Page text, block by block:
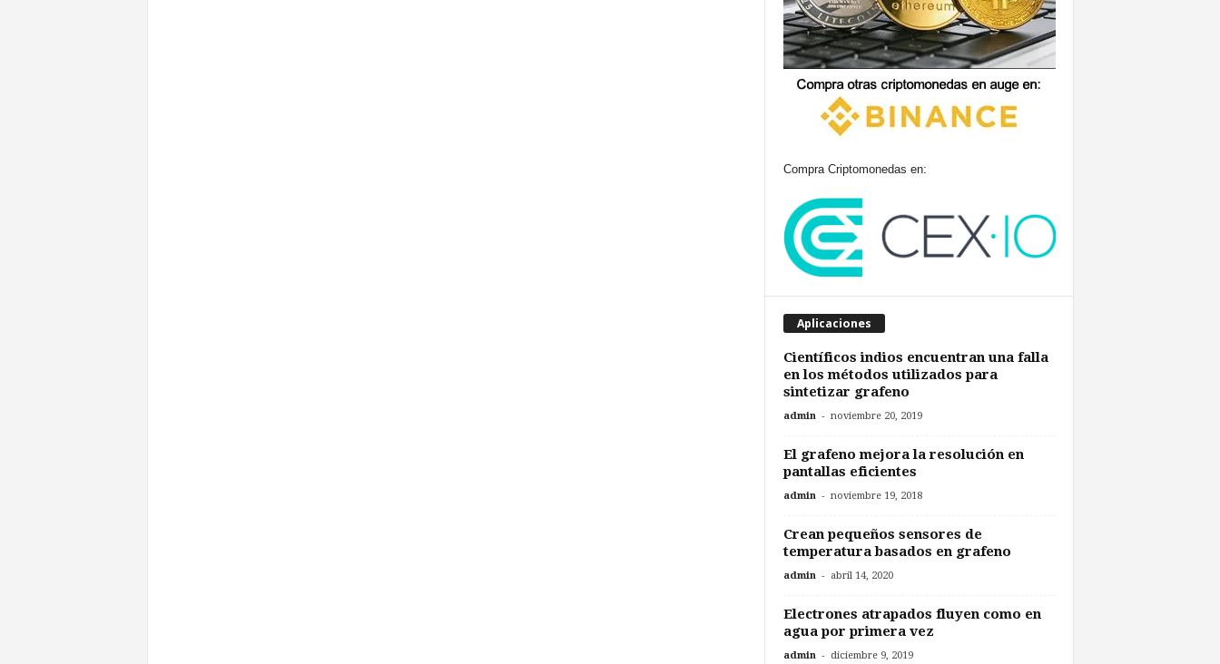
Compra Criptomonedas en:
Aplicaciones
Científicos indios encuentran una falla
en los métodos utilizados para
sintetizar grafeno
admin - noviembre 20, 2019
El grafeno mejora la resolución en
pantallas eficientes
admin - noviembre 19, 2018
Crean pequeños sensores de
temperatura basados en grafeno
admin - abril 14, 2020
Electrones atrapados fluyen como en
agua por primera vez
admin - diciembre 9, 2019